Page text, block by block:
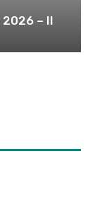
2026 – Il